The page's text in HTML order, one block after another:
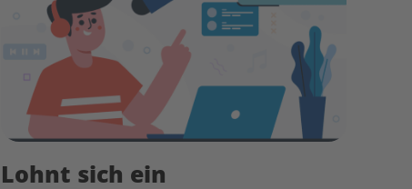
Lohnt sich ein